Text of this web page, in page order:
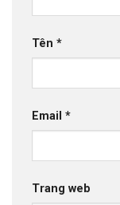
Tên *
Email *
Trang web